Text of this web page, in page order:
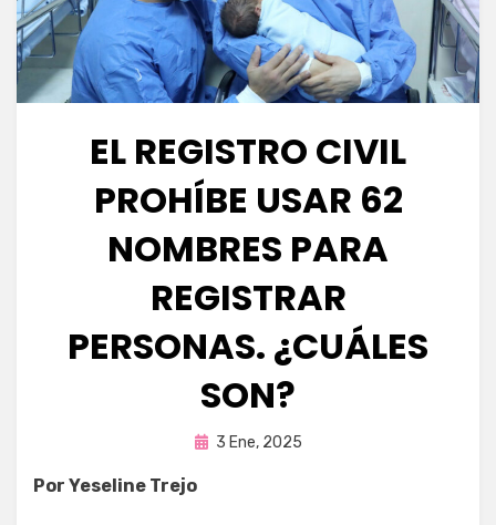
EL REGISTRO CIVIL
PROHÍBE USAR 62
NOMBRES PARA
REGISTRAR
PERSONAS. ¿CUÁLES
SON?
porFernando Miranda Servín
Publicada
3 Ene, 2025
Por Yeseline Trejo